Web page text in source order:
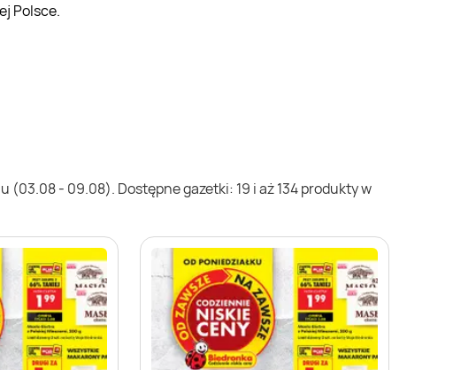
Polsce.
(03.08 - 09.08). Dostępne gazetki: 19 i aż 134 produkty w